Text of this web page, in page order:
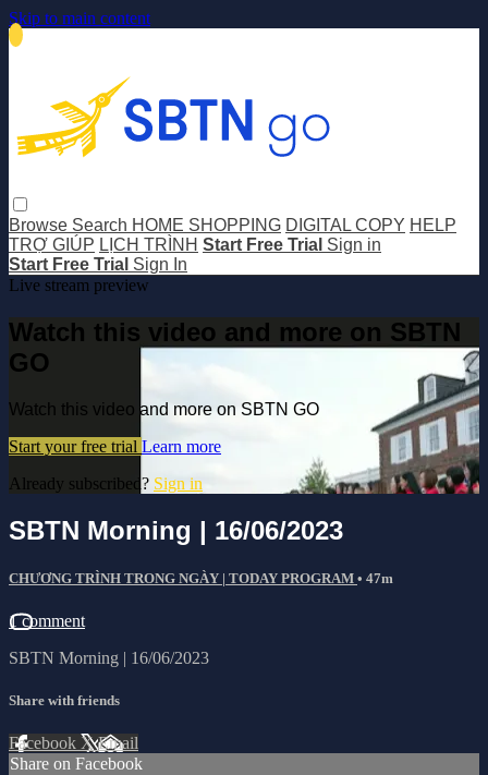
Skip to main content
Browse Search HOME SHOPPING DIGITAL COPY HELP
TRỢ GIÚP LỊCH TRÌNH Start Free Trial Sign in
Start Free Trial Sign In
Live stream preview
Watch this video and more on SBTN
GO
Watch this video and more on SBTN GO
Start your free trial Learn more
Already subscribed? Sign in
SBTN Morning | 16/06/2023
CHƯƠNG TRÌNH TRONG NGÀY | TODAY PROGRAM • 47m
1 comment
SBTN Morning | 16/06/2023
Share with friends
Facebook XEmail
Share on Facebook